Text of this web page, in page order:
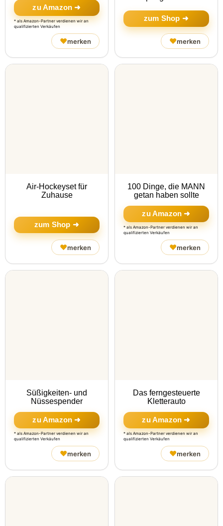
zu Amazon ➜
* als Amazon-Partner verdienen wir an
qualifizierten Verkäufen
♥merken
zum Shop ➜
♥merken
Air-Hockeyset für
Zuhause
zum Shop ➜
♥merken
100 Dinge, die MANN
getan haben sollte
zu Amazon ➜
* als Amazon-Partner verdienen wir an
qualifizierten Verkäufen
♥merken
Süßigkeiten- und
Nüssespender
zu Amazon ➜
* als Amazon-Partner verdienen wir an
qualifizierten Verkäufen
♥merken
Das ferngesteuerte
Kletterauto
zu Amazon ➜
* als Amazon-Partner verdienen wir an
qualifizierten Verkäufen
♥merken